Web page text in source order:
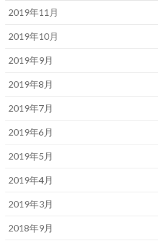
2019年11月
2019年10月
2019年9月
2019年8月
2019年7月
2019年6月
2019年5月
2019年4月
2019年3月
2018年9月